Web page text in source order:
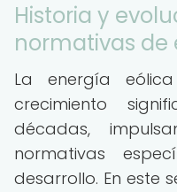
Historia y
normativas de
La energía
crecimiento
décadas,
normativas
desarrollo. En este